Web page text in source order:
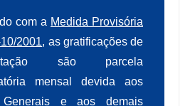
com a Medida Provisória
2001, as gratificações de
são parcela
mensal devida aos
Generais e aos demais